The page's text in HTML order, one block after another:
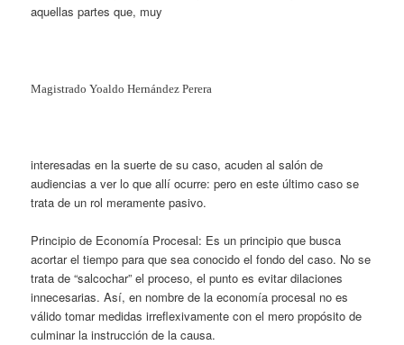
aquellas partes que, muy
Magistrado Yoaldo Hernández Perera
interesadas en la suerte de su caso, acuden al salón de
audiencias a ver lo que allí ocurre: pero en este último caso se
trata de un rol meramente pasivo.
Principio de Economía Procesal: Es un principio que busca
acortar el tiempo para que sea conocido el fondo del caso. No se
trata de “salcochar” el proceso, el punto es evitar dilaciones
innecesarias. Así, en nombre de la economía procesal no es
válido tomar medidas irreflexivamente con el mero propósito de
culminar la instrucción de la causa.